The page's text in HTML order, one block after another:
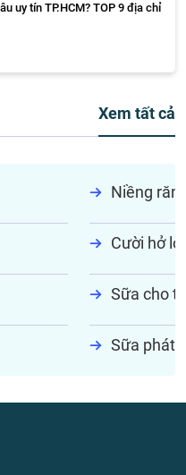
uy tín TP.HCM? TOP 9 địa chỉ
Xem tất cả
Niềng
Cười hở lợi
Sữa cho
Sữa phát